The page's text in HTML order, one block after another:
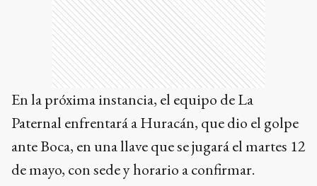
En la próxima instancia, el equipo de La
Paternal enfrentará a Huracán, que dio el golpe
ante Boca, en una llave que se jugará el martes 12
de mayo, con sede y horario a confirmar.